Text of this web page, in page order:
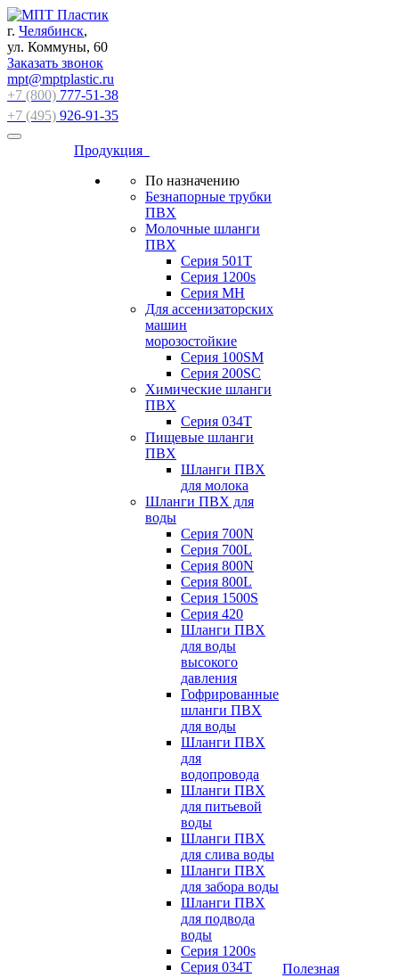
г. Челябинск,
ул. Коммуны, 60
Заказать звонок
mpt@mptplastic.ru
+7 (800) 777-51-38
+7 (495) 926-91-35
Продукция
По назначению
Безнапорные трубки
ПВХ
Молочные шланги
ПВХ
Серия 501T
Серия 1200s
Серия МН
Для ассенизаторских
машин
морозостойкие
Серия 100SM
Серия 200SС
Химические шланги
ПВХ
Серия 034Т
Пищевые шланги
ПВХ
Шланги ПВХ
для молока
Шланги ПВХ для
воды
Серия 700N
Серия 700L
Серия 800N
Серия 800L
Серия 1500S
Серия 420
Шланги ПВХ
для воды
высокого
давления
Гофрированные
шланги ПВХ
для воды
Шланги ПВХ
для
водопровода
Шланги ПВХ
для питьевой
воды
Шланги ПВХ
для слива воды
Шланги ПВХ
для забора воды
Шланги ПВХ
для подвода
воды
Серия 1200s
Серия 034Т
Полезная